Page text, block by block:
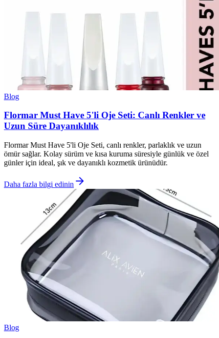
Blog
Flormar Must Have 5'li Oje Seti: Canlı Renkler ve
Uzun Süre Dayanıklılık
Flormar Must Have 5'li Oje Seti, canlı renkler, parlaklık ve uzun
ömür sağlar. Kolay sürüm ve kısa kuruma süresiyle günlük ve özel
günler için ideal, şık ve dayanıklı kozmetik ürünüdür.
Daha fazla bilgi edinin
Blog